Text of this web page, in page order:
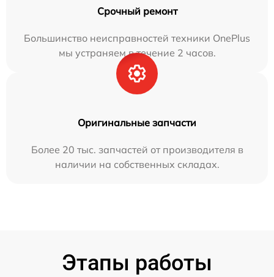
Срочный ремонт
Большинство неисправностей техники OnePlus
мы устраняем в течение 2 часов.
Оригинальные запчасти
Более 20 тыс. запчастей от производителя в
наличии на собственных складах.
Этапы работы